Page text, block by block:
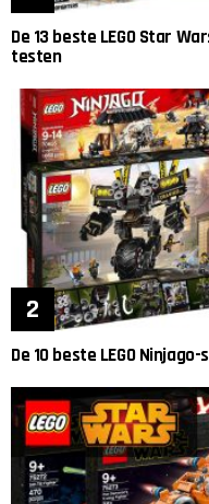
De 13 beste LEGO Star
testen
De 10 beste LEGO